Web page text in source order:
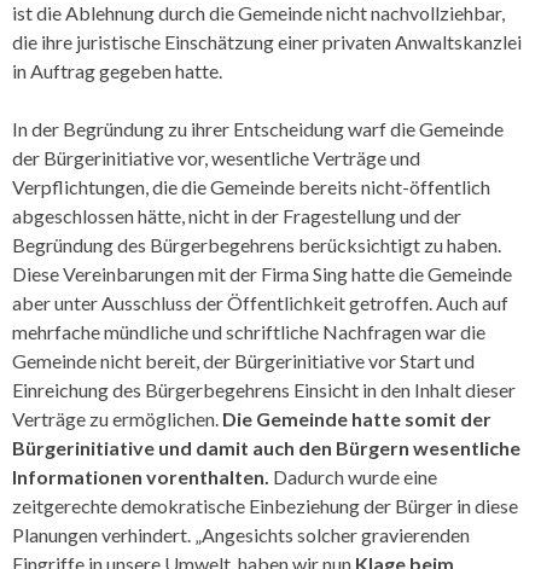
ist die Ablehnung durch die Gemeinde nicht nachvollziehbar,
die ihre juristische Einschätzung einer privaten Anwaltskanzlei
in Auftrag gegeben hatte.
In der Begründung zu ihrer Entscheidung warf die Gemeinde
der Bürgerinitiative vor, wesentliche Verträge und
Verpflichtungen, die die Gemeinde bereits nicht-öffentlich
abgeschlossen hätte, nicht in der Fragestellung und der
Begründung des Bürgerbegehrens berücksichtigt zu haben.
Diese Vereinbarungen mit der Firma Sing hatte die Gemeinde
aber unter Ausschluss der Öffentlichkeit getroffen. Auch auf
mehrfache mündliche und schriftliche Nachfragen war die
Gemeinde nicht bereit, der Bürgerinitiative vor Start und
Einreichung des Bürgerbegehrens Einsicht in den Inhalt dieser
Verträge zu ermöglichen. Die Gemeinde hatte somit der
Bürgerinitiative und damit auch den Bürgern wesentliche
Informationen vorenthalten. Dadurch wurde eine
zeitgerechte demokratische Einbeziehung der Bürger in diese
Planungen verhindert. „Angesichts solcher gravierenden
Eingriffe in unsere Umwelt, haben wir nun Klage beim